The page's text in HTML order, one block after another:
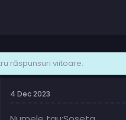
răspunsuri viitoare.
4 Dec 2023